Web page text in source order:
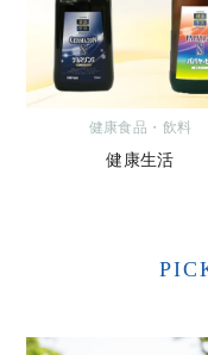
健康食品・飲料
健康生活